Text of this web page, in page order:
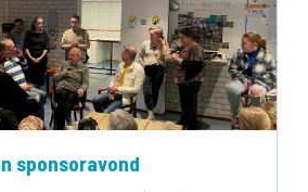
sponsoravond